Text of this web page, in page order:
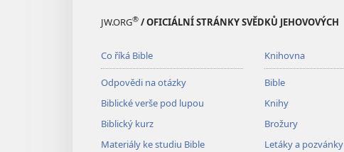
JW.ORG® / OFICIÁLNÍ STRÁNKY SVĚDKŮ JEHOVOVÝCH
Co říká Bible
Odpovědi na otázky
Biblické verše pod lupou
Biblický kurz
Materiály ke studiu Bible
Knihovna
Bible
Knihy
Brožury
Letáky a pozvánky